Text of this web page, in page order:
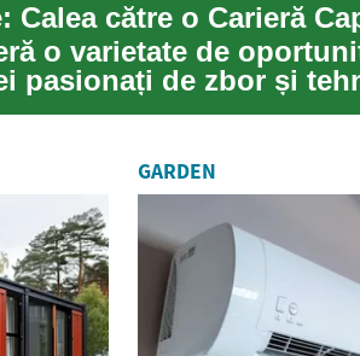
o varietate de
pasionați de zbor și
GARDEN